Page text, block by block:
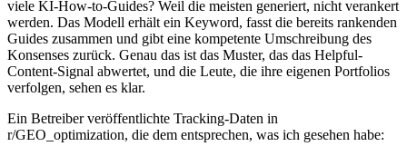
viele KI-How-to-Guides? Weil die meisten generiert, nicht verankert
werden. Das Modell erhält ein Keyword, fasst die bereits rankenden
Guides zusammen und gibt eine kompetente Umschreibung des
Konsenses zurück. Genau das ist das Muster, das das Helpful-
Content-Signal abwertet, und die Leute, die ihre eigenen Portfolios
verfolgen, sehen es klar.
Ein Betreiber veröffentlichte Tracking-Daten in
r/GEO_optimization, die dem entsprechen, was ich gesehen habe: